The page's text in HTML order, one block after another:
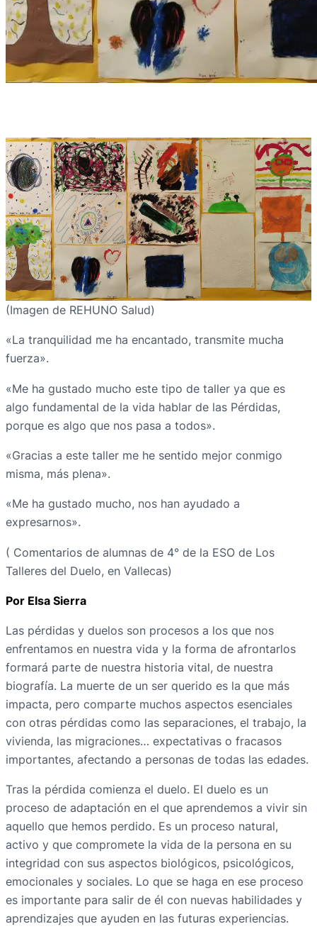
(Imagen de REHUNO Salud)
«La tranquilidad me ha encantado, transmite mucha
fuerza».
«Me ha gustado mucho este tipo de taller ya que es
algo fundamental de la vida hablar de las Pérdidas,
porque es algo que nos pasa a todos».
«Gracias a este taller me he sentido mejor conmigo
misma, más plena».
«Me ha gustado mucho, nos han ayudado a
expresarnos».
( Comentarios de alumnas de 4° de la ESO de Los
Talleres del Duelo, en Vallecas)
Por Elsa Sierra
Las pérdidas y duelos son procesos a los que nos
enfrentamos en nuestra vida y la forma de afrontarlos
formará parte de nuestra historia vital, de nuestra
biografía. La muerte de un ser querido es la que más
impacta, pero comparte muchos aspectos esenciales
con otras pérdidas como las separaciones, el trabajo, la
vivienda, las migraciones… expectativas o fracasos
importantes, afectando a personas de todas las edades.
Tras la pérdida comienza el duelo. El duelo es un
proceso de adaptación en el que aprendemos a vivir sin
aquello que hemos perdido. Es un proceso natural,
activo y que compromete la vida de la persona en su
integridad con sus aspectos biológicos, psicológicos,
emocionales y sociales. Lo que se haga en ese proceso
es importante para salir de él con nuevas habilidades y
aprendizajes que ayuden en las futuras experiencias.